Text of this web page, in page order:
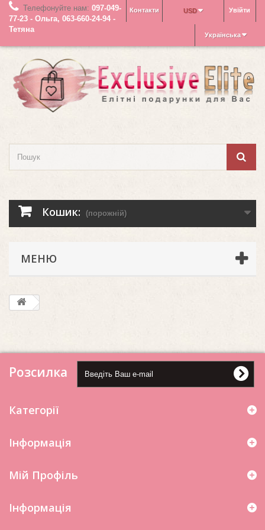
Увійти
USD
Контакти
Телефонуйте нам: 097-049-
77-23 - Ольга, 063-660-24-94 -
Тетяна
Українська
Кошик: (порожній)
МЕНЮ
Розсилка
Категорії
Інформація
Мій Профіль
Iнформація